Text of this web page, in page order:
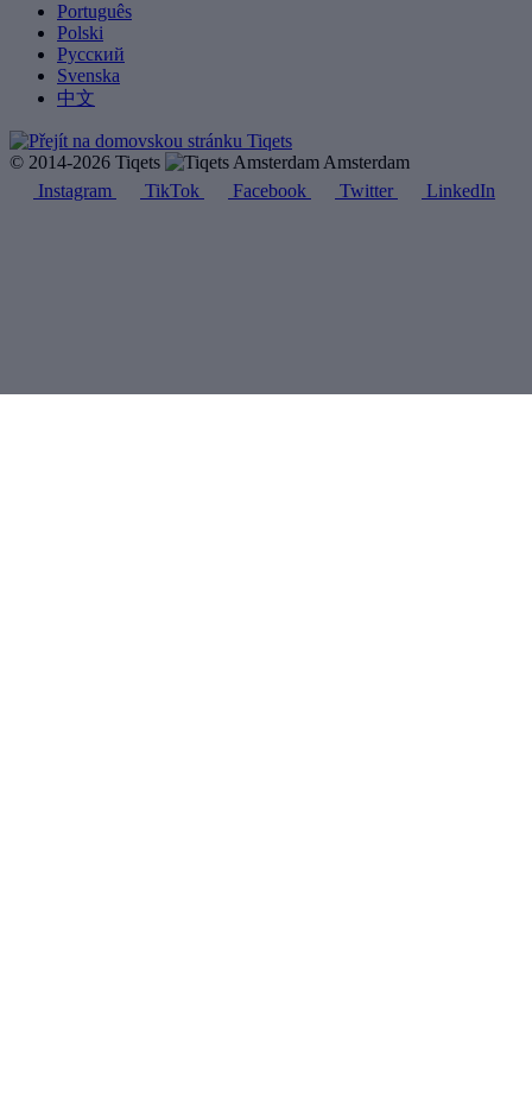
Português
Polski
Русский
Svenska
中文
© 2014-2026 Tiqets
Amsterdam
Instagram
TikTok Facebook Twitter LinkedIn